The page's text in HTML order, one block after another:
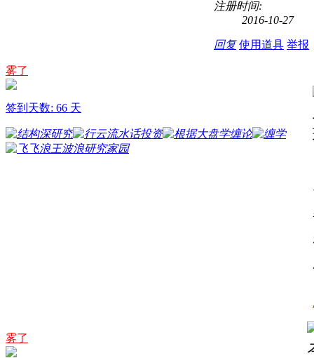
注册时间:
2016-10-27
回复 使用道具 举报
雾了
签到天数: 66 天
雾了